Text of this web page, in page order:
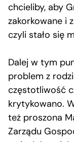
chcieliby, aby
zakorkowane i
czyli stało się
Dalej w tym
problem z
częstotliwość
krytykowano.
też proszona
Zarządu